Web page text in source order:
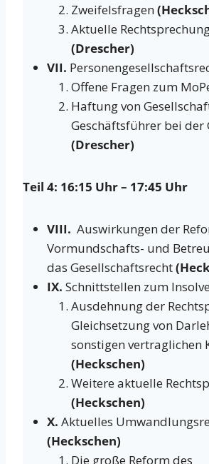
Zweifelsfragen
Aktuelle
(Drescher)
VII.
Offene Fragen zum
Haftung von
Geschäftsführer bei der
(Drescher)
Teil 4: 16:15 Uhr – 17:45 Uhr
VIII. Auswirkungen der
Vormundschafts- und
das Gesellschaftsrecht
IX. Schnittstellen zum
Ausdehnung der
Gleichsetzung von
sonstigen vertraglichen
(Heckschen)
Weitere aktuelle
(Heckschen)
X. Aktuelles
(Heckschen)
Die große Reform des